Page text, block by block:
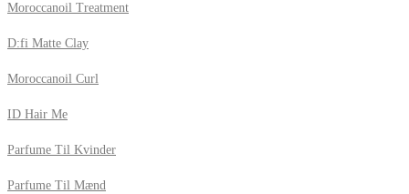
Moroccanoil Treatment
D:fi Matte Clay
Moroccanoil Curl
ID Hair Me
Parfume Til Kvinder
Parfume Til Mænd